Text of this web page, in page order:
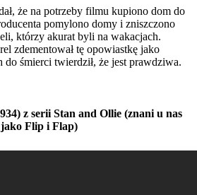
że na potrzeby filmu kupiono dom do
pomylono domy i zniszczono
którzy akurat byli na wakacjach.
zdementował tę opowiastkę jako
do śmierci twierdził, że jest prawdziwa.
z serii Stan and Ollie (znani u nas
jako Flip i Flap)